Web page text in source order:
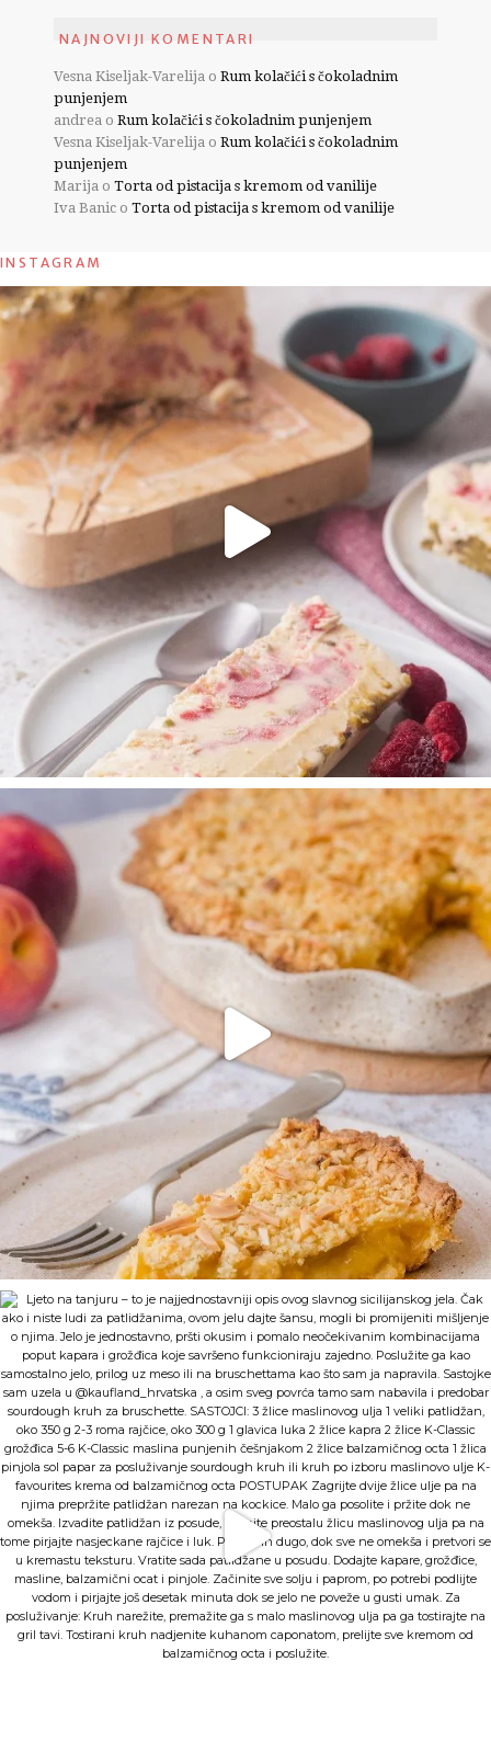
NAJNOVIJI KOMENTARI
Vesna Kiseljak-Varelija o Rum kolačići s čokoladnim
punjenjem
andrea o Rum kolačići s čokoladnim punjenjem
Vesna Kiseljak-Varelija o Rum kolačići s čokoladnim
punjenjem
Marija o Torta od pistacija s kremom od vanilije
Iva Banic o Torta od pistacija s kremom od vanilije
INSTAGRAM